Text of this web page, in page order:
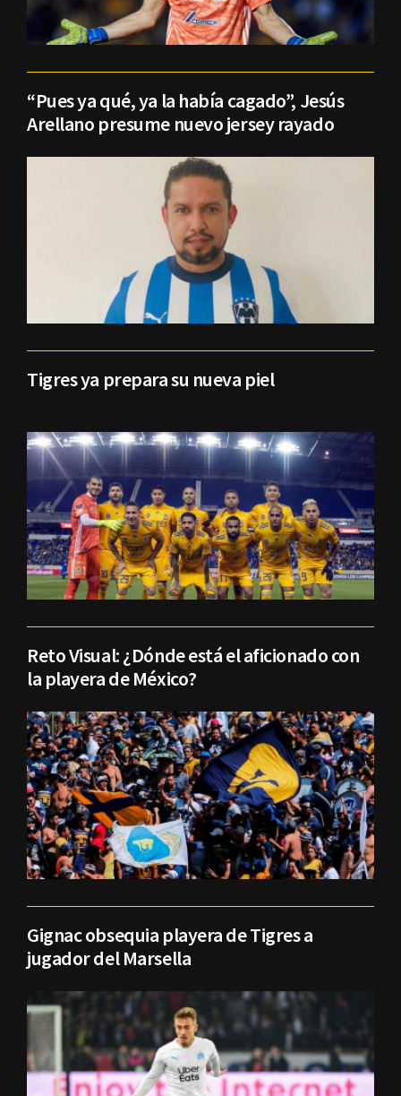
“Pues ya qué, ya la había cagado”, Jesús
Arellano presume nuevo jersey rayado
Tigres ya prepara su nueva piel
Reto Visual: ¿Dónde está el aficionado con
la playera de México?
Gignac obsequia playera de Tigres a
jugador del Marsella